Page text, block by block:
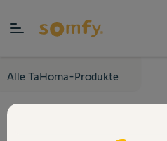
Alle TaHoma-Produkte